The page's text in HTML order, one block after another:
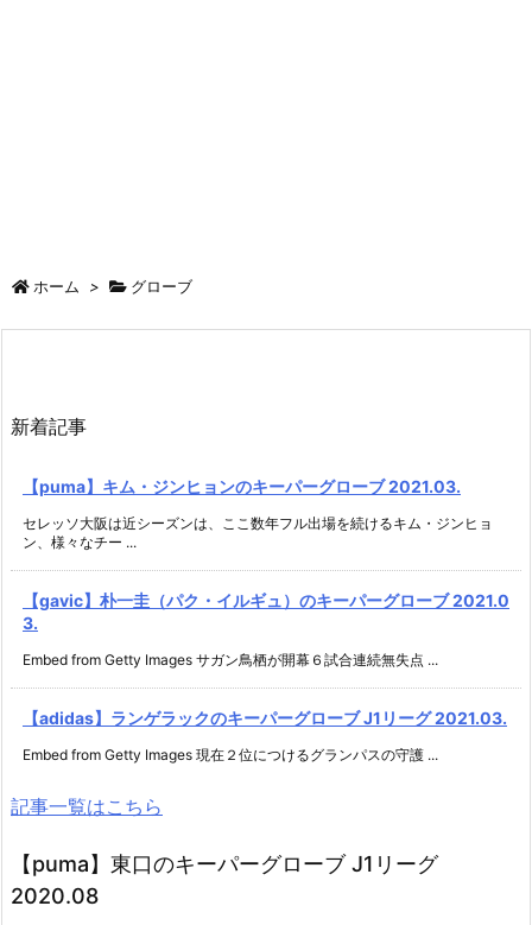
ホーム > グローブ
新着記事
【puma】キム・ジンヒョンのキーパーグローブ 2021.03.
セレッソ大阪は近シーズンは、ここ数年フル出場を続けるキム・ジンヒョ
ン、様々なチー ...
【gavic】朴一圭（パク・イルギュ）のキーパーグローブ 2021.0
3.
Embed from Getty Images サガン鳥栖が開幕６試合連続無失点 ...
【adidas】ランゲラックのキーパーグローブ J1リーグ 2021.03.
Embed from Getty Images 現在２位につけるグランパスの守護 ...
記事一覧はこちら
【puma】東口のキーパーグローブ J1リーグ
2020.08